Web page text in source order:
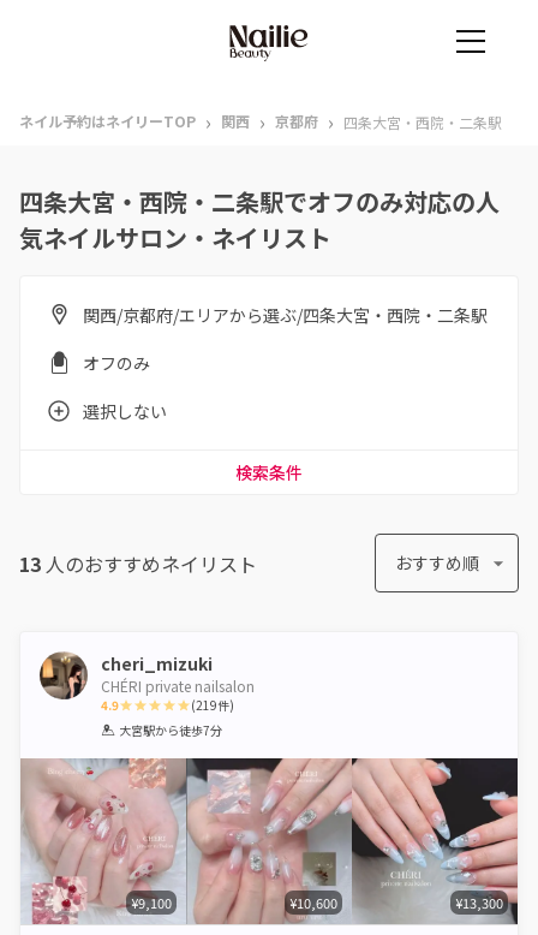
ネイル予約はネイリーTOP › 関西 › 京都府 › 四条大宮・西院・二条駅
四条大宮・西院・二条駅でオフのみ対応の人
気ネイルサロン・ネイリスト
関西/京都府/エリアから選ぶ/四条大宮・西院・二条駅
オフのみ
選択しない
検索条件
13 人のおすすめネイリスト おすすめ順
cheri_mizuki
CHÉRI private nailsalon
4.9
1 2 3 4 5
(219件)
大宮駅から徒歩7分
¥9,100 ¥10,600 ¥13,300